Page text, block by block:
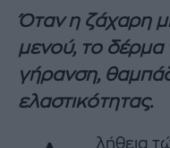
Όταν η ζάχαρη
μενού, το
γήρανση,
ελαστικότητας.
λήθεια